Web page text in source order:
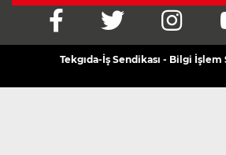
Tekgıda-İş Sendikası - Bilgi